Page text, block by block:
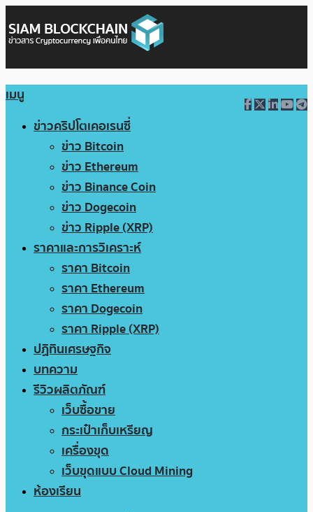
เมนู
ข่าวคริปโตเคอเรนซี่
ข่าว Bitcoin
ข่าว Ethereum
ข่าว Binance Coin
ข่าว Dogecoin
ข่าว Ripple (XRP)
ราคาและการวิเคราะห์
ราคา Bitcoin
ราคา Ethereum
ราคา Dogecoin
ราคา Ripple (XRP)
ปฏิทินเศรษฐกิจ
บทความ
รีวิวผลิตภัณฑ์
เว็บซื้อขาย
กระเป๋าเก็บเหรียญ
เครื่องขุด
เว็บขุดแบบ Cloud Mining
ห้องเรียน